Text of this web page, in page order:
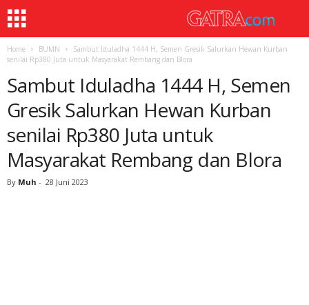
Home BUMN
Sambut Iduladha 1444 H, Semen Gresik Salurkan Hewan Kurban
senilai Rp380 Juta untuk Masyarakat Rembang dan Blora
Sambut Iduladha 1444 H, Semen
Gresik Salurkan Hewan Kurban
senilai Rp380 Juta untuk
Masyarakat Rembang dan Blora
By Muh - 28 Juni 2023